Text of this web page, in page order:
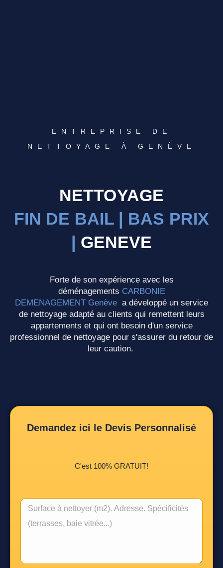
ENTREPRISE DE
NETTOYAGE À GENÈVE
NETTOYAGE
FIN DE BAIL | BAS PRIX
| GENEVE​
Forte de son expérience avec les
déménagements CARBONIE
DEMENAGEMENT Genève a développé un service
de nettoyage adapté au clients qui remettent leurs
appartements et qui ont besoin d'un service
professionnel de nettoyage pour s'assurer du retour de
leur caution.
Demandez ici le Devis Personnalisé
C'est 100% GRATUIT!